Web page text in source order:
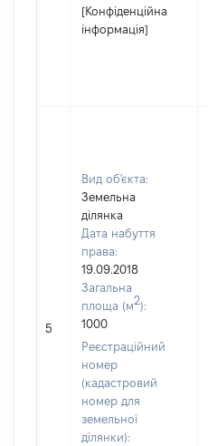
[Конфіденційна
інформація]
5
Вид об'єкта:
Земельна
ділянка
Дата набуття
права:
19.09.2018
Загальна
площа (м2):
1000
Реєстраційний
номер
(кадастровий
номер для
земельної
ділянки):